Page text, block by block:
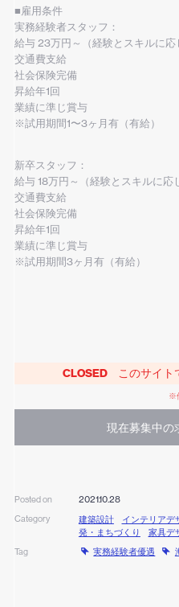
■雇用条件
実務経験者スタッフ：
給与 23万円～（経験とスキルに応
交通費支給
社会保険完備
昇給年1回
業績に準じ賞与
※試用期間1〜3ヶ月有（有給）
新卒スタッフ：
給与 18万円～（経験とスキルに応
交通費支給
社会保険完備
昇給年1回
業績に準じ賞与
※試用期間3ヶ月有（有給）
CLOSED このサイト
※
現在募集中の
Posted on 2021.10.28
Category 建築設計 インテリアデ
発・まちづくり
家具デ
Tag 実務経験者優遇